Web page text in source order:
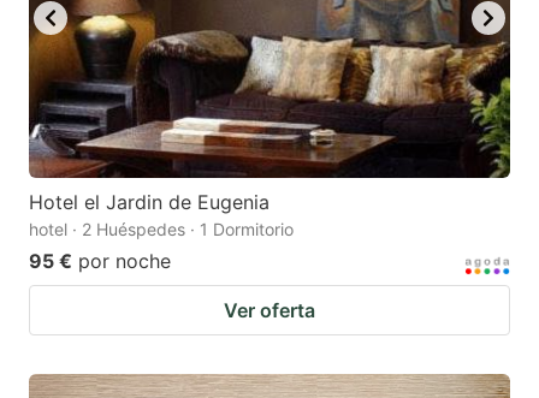
Hotel el Jardin de Eugenia
hotel · 2 Huéspedes · 1 Dormitorio
95 € por noche
Ver oferta